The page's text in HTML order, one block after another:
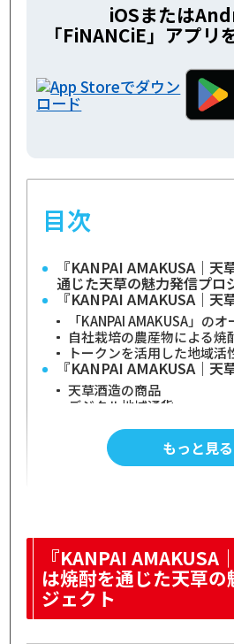
iOSまたは
「FiNANCiE」アプリ
目次
『KANPAI AMAKUSA｜天
通じた天草の魅力発信プロ
『KANPAI AMAKUSA｜天
「KANPAI AMAKUSA」のオ
自社栽培の農産物による焼
トークンを活用した地域活
『KANPAI AMAKUSA｜天
天草酒造の商品
デジタル地域通貨
リワード抽選会の発表
米焼酎「天草」の受賞報告
『KANPAI AMAKUSA｜天
『KANPAI AMAKUSA｜天
天草に関するアンケート
プロジェクトの主軸となる
て
焼酎を通して天草の魅力を
もっと見る
『KANPAI AMAKUSA
は焼酎を通じた天草の
ジェクト